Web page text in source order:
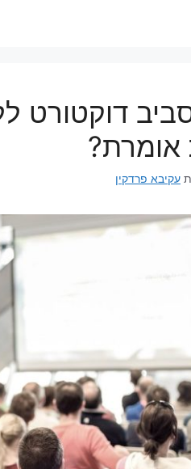
דוקטורט
אומרת?
עקיבא פרדקין